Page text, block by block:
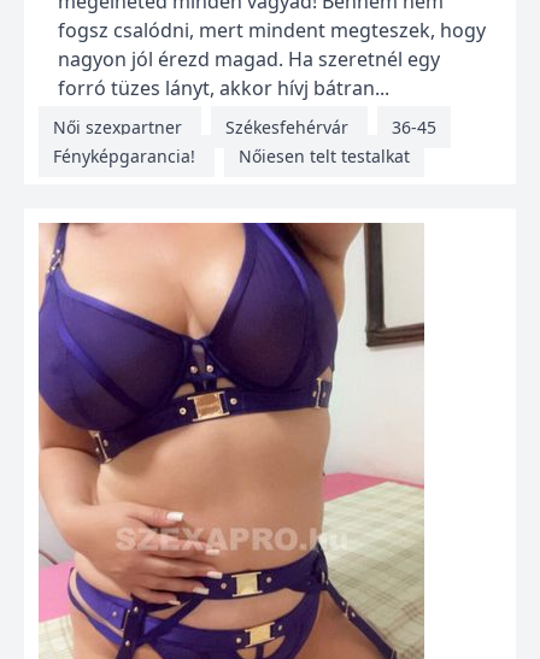
fogsz csalódni, mert mindent megteszek, hogy
nagyon jól érezd magad. Ha szeretnél egy
forró tüzes lányt, akkor hívj bátran...
Női szexpartner Székesfehérvár
36-45
Fényképgarancia!
Nőiesen telt testalkat